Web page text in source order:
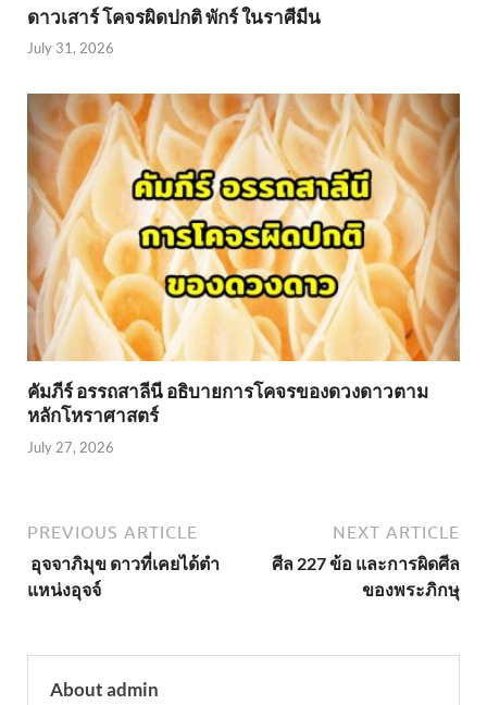
ดาวเสาร์ โคจรผิดปกติ พักร์ ในราศีมีน
July 31, 2026
คัมภีร์ อรรถสาลีนี อธิบายการโคจรของดวงดาวตาม
หลักโหราศาสตร์
July 27, 2026
PREVIOUS ARTICLE
อุจจาภิมุข ดาวที่เคยได้ตำ
แหน่งอุจจ์
NEXT ARTICLE
ศีล 227 ข้อ และการผิดศีล
ของพระภิกษุ
About admin